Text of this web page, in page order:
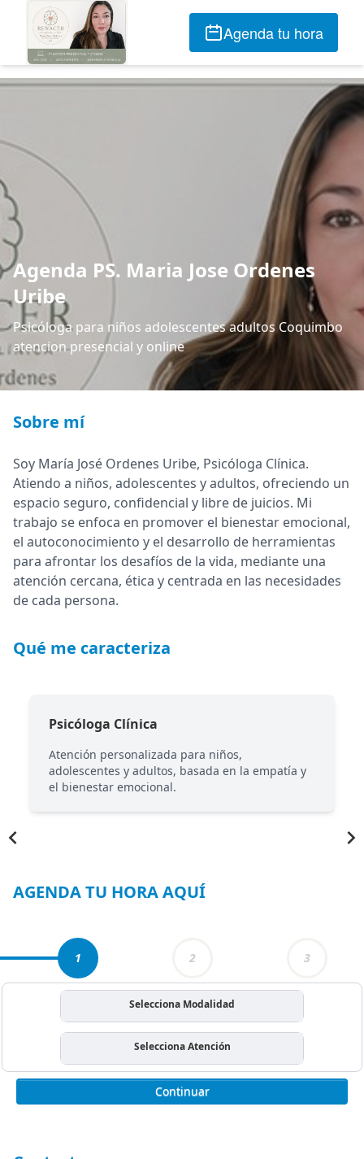
Agenda tu hora
Agenda PS. Maria Jose Ordenes
Uribe
Psicóloga para niños adolescentes adultos Coquimbo
atencion presencial y online
Sobre mí
Soy María José Ordenes Uribe, Psicóloga Clínica.
Atiendo a niños, adolescentes y adultos, ofreciendo un
espacio seguro, confidencial y libre de juicios. Mi
trabajo se enfoca en promover el bienestar emocional,
el autoconocimiento y el desarrollo de herramientas
para afrontar los desafíos de la vida, mediante una
atención cercana, ética y centrada en las necesidades
de cada persona.
Qué me caracteriza
Psicóloga Clínica
Atención personalizada para niños,
adolescentes y adultos, basada en la empatía y
el bienestar emocional.
AGENDA TU HORA AQUÍ
1 2 3
Selecciona Modalidad
Selecciona Atención
Continuar